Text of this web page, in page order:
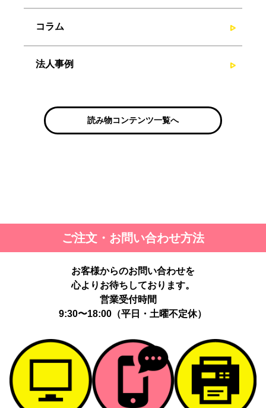
コラム
法人事例
読み物コンテンツ一覧へ
ご注文・お問い合わせ方法
お客様からのお問い合わせを
心よりお待ちしております。
営業受付時間
9:30〜18:00（平日・土曜不定休）